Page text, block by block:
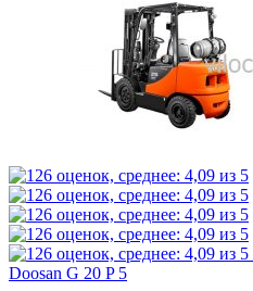
Doosan G 20 P 5